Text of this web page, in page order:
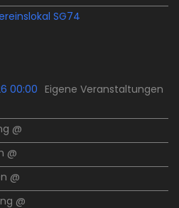
SG74
00:00 Eigene Veranstaltungen
@
@
@
@